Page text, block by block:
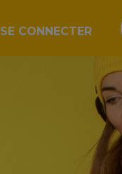
SE CONNECTER